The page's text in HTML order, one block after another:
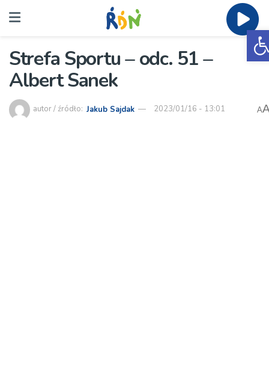
Strefa Sportu – odc. 51 –
Albert Sanek
autor / źródło: Jakub Sajdak 2023/01/16 - 13:01 A